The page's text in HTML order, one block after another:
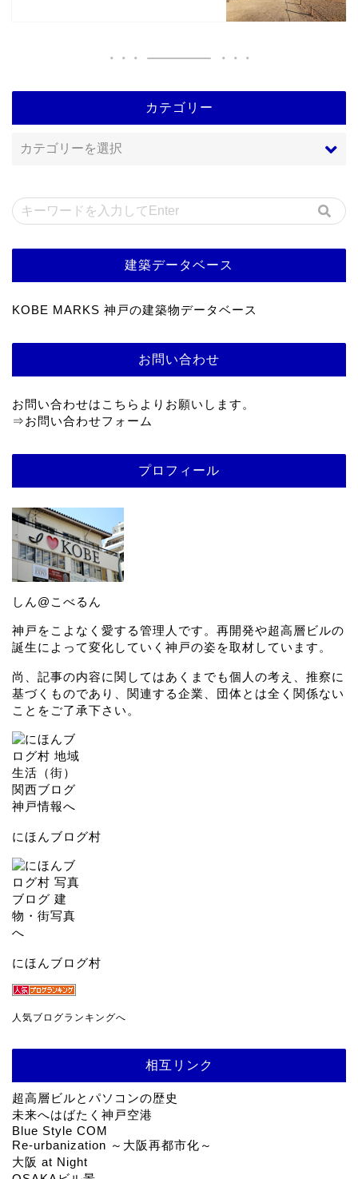
カテゴリー
建築データベース
KOBE MARKS 神戸の建築物データベース
お問い合わせ
お問い合わせはこちらよりお願いします。
⇒お問い合わせフォーム
プロフィール
しん@こべるん
神戸をこよなく愛する管理人です。再開発や超高層ビルの
誕生によって変化していく神戸の姿を取材しています。
尚、記事の内容に関してはあくまでも個人の考え、推察に
基づくものであり、関連する企業、団体とは全く関係ない
ことをご了承下さい。
にほんブログ村
にほんブログ村
人気ブログランキングへ
相互リンク
超高層ビルとパソコンの歴史
未来へはばたく神戸空港
Blue Style COM
Re-urbanization ～大阪再都市化～
大阪 at Night